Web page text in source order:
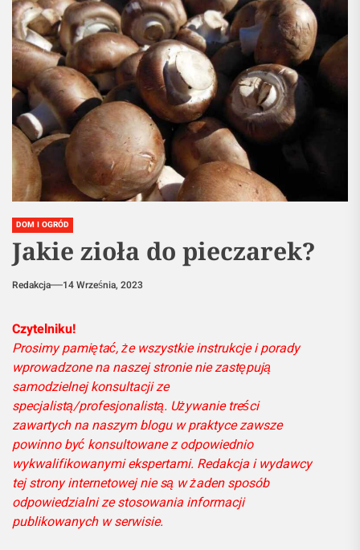
DOM I OGRÓD
Jakie zioła do pieczarek?
Redakcja 14 Września, 2023
Czytelniku!
Prosimy pamiętać, że wszystkie instrukcje i porady
wprowadzone na naszej stronie nie zastępują
samodzielnej konsultacji ze
specjalistą/profesjonalistą. Używanie treści
zawartych na naszym blogu w praktyce zawsze
powinno być konsultowane z odpowiednio
wykwalifikowanymi ekspertami. Redakcja i wydawcy
tej strony internetowej nie są w żaden sposób
odpowiedzialni ze stosowania informacji
publikowanych w serwisie.